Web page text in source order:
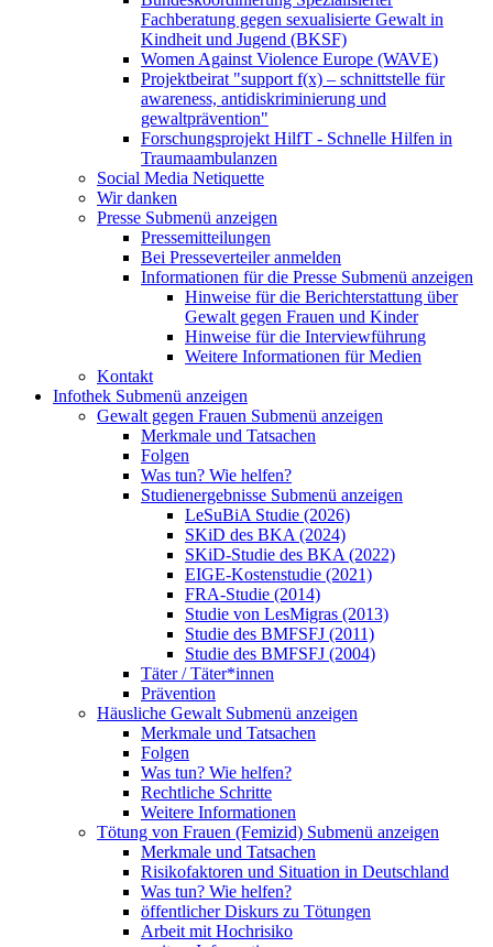
Fachberatung gegen sexualisierte Gewalt in
Kindheit und Jugend (BKSF)
Women Against Violence Europe (WAVE)
Projektbeirat "support f(x) – schnittstelle für
awareness, antidiskriminierung und
gewaltprävention"
Forschungsprojekt HilfT - Schnelle Hilfen in
Traumaambulanzen
Social Media Netiquette
Wir danken
Presse Submenü anzeigen
Pressemitteilungen
Bei Presseverteiler anmelden
Informationen für die Presse Submenü anzeigen
Hinweise für die Berichterstattung über
Gewalt gegen Frauen und Kinder
Hinweise für die Interviewführung
Weitere Informationen für Medien
Kontakt
Infothek Submenü anzeigen
Gewalt gegen Frauen Submenü anzeigen
Merkmale und Tatsachen
Folgen
Was tun? Wie helfen?
Studienergebnisse Submenü anzeigen
LeSuBiA Studie (2026)
SKiD des BKA (2024)
SKiD-Studie des BKA (2022)
EIGE-Kostenstudie (2021)
FRA-Studie (2014)
Studie von LesMigras (2013)
Studie des BMFSFJ (2011)
Studie des BMFSFJ (2004)
Täter / Täter*innen
Prävention
Häusliche Gewalt Submenü anzeigen
Merkmale und Tatsachen
Folgen
Was tun? Wie helfen?
Rechtliche Schritte
Weitere Informationen
Tötung von Frauen (Femizid) Submenü anzeigen
Merkmale und Tatsachen
Risikofaktoren und Situation in Deutschland
Was tun? Wie helfen?
öffentlicher Diskurs zu Tötungen
Arbeit mit Hochrisiko